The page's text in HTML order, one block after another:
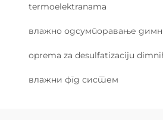
termoelektranama
влажно одсумпоравање
oprema za desulfatizaciju
влажни фгд систем